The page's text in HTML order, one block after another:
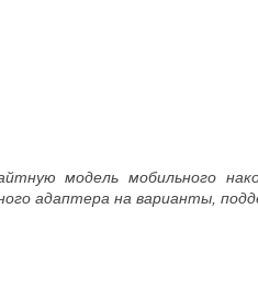
модель мобильного
адаптера на варианты,